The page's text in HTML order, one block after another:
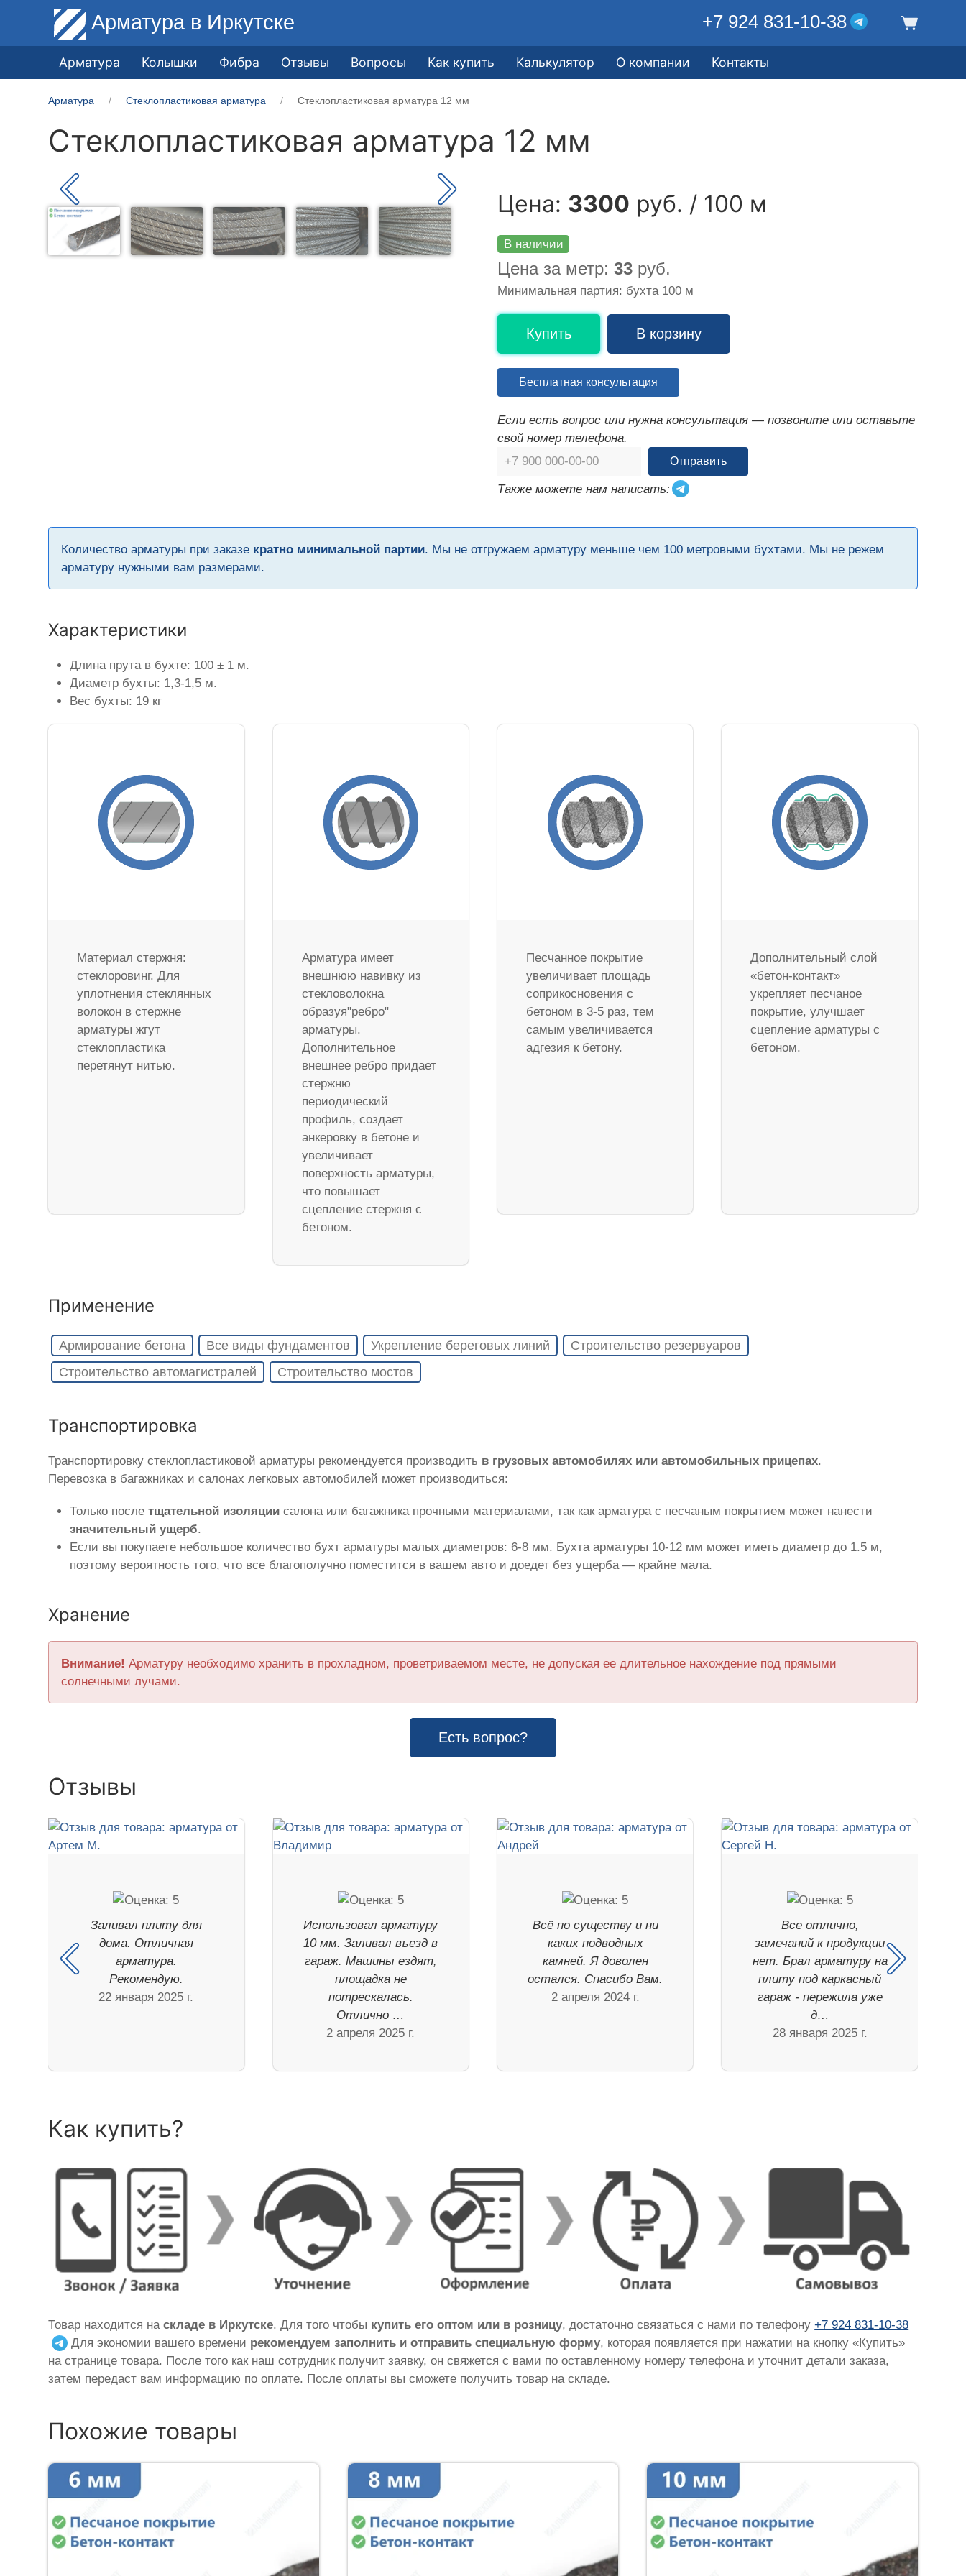
Арматура в Иркутске +7 924 831-10-38
Арматура Колышки Фибра Отзывы Вопросы Как купить Калькулятор О компании Контакты
Арматура Стеклопластиковая арматура Стеклопластиковая арматура 12 мм
Стеклопластиковая арматура 12 мм
Цена: 3300 руб. / 100 м
В наличии
Цена за метр: 33 руб.
Минимальная партия: бухта 100 м
Купить В корзину
Бесплатная консультация
Если есть вопрос или нужна консультация — позвоните или оставьте
свой номер телефона.
Отправить
Также можете нам написать:
Количество арматуры при заказе кратно минимальной партии. Мы не отгружаем арматуру меньше чем 100 метровыми бухтами. Мы не режем
арматуру нужными вам размерами.
Характеристики
Длина прута в бухте: 100 ± 1 м.
Диаметр бухты: 1,3-1,5 м.
Вес бухты: 19 кг
Материал стержня:
стеклоровинг. Для
уплотнения стеклянных
волокон в стержне
арматуры жгут
стеклопластика
перетянут нитью.
Арматура имеет
внешнюю навивку из
стекловолокна
образуя"ребро"
арматуры.
Дополнительное
внешнее ребро придает
стержню
периодический
профиль, создает
анкеровку в бетоне и
увеличивает
поверхность арматуры,
что повышает
сцепление стержня с
бетоном.
Песчанное покрытие
увеличивает площадь
соприкосновения с
бетоном в 3-5 раз, тем
самым увеличивается
адгезия к бетону.
Дополнительный слой
«бетон-контакт»
укрепляет песчаное
покрытие, улучшает
сцепление арматуры с
бетоном.
Применение
Армирование бетона Все виды фундаментов Укрепление береговых линий
Строительство резервуаров
Строительство автомагистралей
Строительство мостов
Транспортировка
Транспортировку стеклопластиковой арматуры рекомендуется производить в грузовых автомобилях или автомобильных прицепах.
Перевозка в багажниках и салонах легковых автомобилей может производиться:
Только послетщательной изоляции салона или багажника прочными материалами, так как арматура с песчаным покрытием может нанести
значительный ущерб.
Если вы покупаете небольшое количество бухт арматуры малых диаметров: 6-8 мм. Бухта арматуры 10-12 мм может иметь диаметр до 1.5 м,
поэтому вероятность того, что все благополучно поместится в вашем авто и доедет без ущерба — крайне мала.
Хранение
Внимание! Арматуру необходимо хранить в прохладном, проветриваемом месте, не допуская ее длительное нахождение под прямыми
солнечными лучами.
Есть вопрос?
Отзывы
Заливал плиту для
дома. Отличная
арматура.
Рекомендую.
22 января 2025 г.
Использовал арматуру
10 мм. Заливал въезд в
гараж. Машины ездят,
площадка не
потрескалась.
Отлично …
2 апреля 2025 г.
Всё по существу и ни
каких подводных
камней. Я доволен
остался. Спасибо Вам.
2 апреля 2024 г.
Все отлично,
замечаний к продукции
нет. Брал арматуру на
плиту под каркасный
гараж - пережила уже
д…
28 января 2025 г.
Как купить?
Товар находится наскладе в Иркутске. Для того чтобы купить его оптом или в розницу, достаточно связаться с нами по телефону+7 924 831-10-38
Для экономии вашего времени рекомендуем заполнить и отправить специальную форму, которая появляется при нажатии на кнопку «Купить»
на странице товара. После того как наш сотрудник получит заявку, он свяжется с вами по оставленному номеру телефона и уточнит детали заказа,
затем передаст вам информацию по оплате. После оплаты вы сможете получить товар на складе.
Похожие товары